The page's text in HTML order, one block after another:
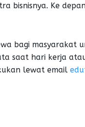
bisnisnya. Ke
bagi masyarakat
saat hari kerja
lewat email